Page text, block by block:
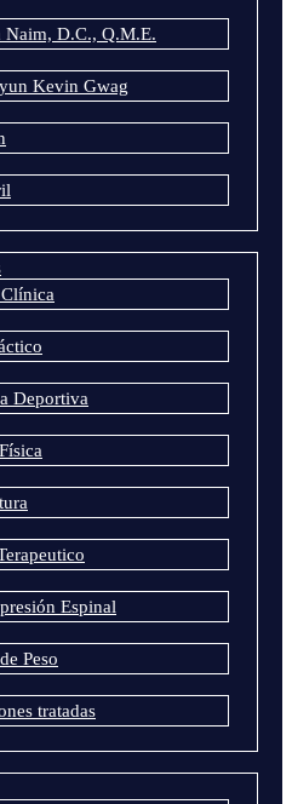
Naim, D.C., Q.M.E.
Kevin Gwag
Deportiva
Espinal
Peso
tratadas